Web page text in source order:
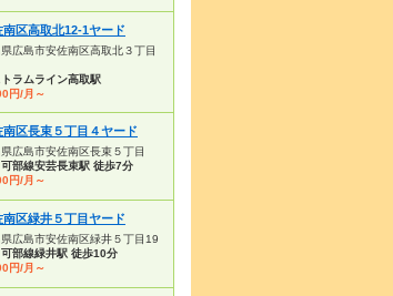
南区高取北12-1ヤード
広島市安佐南区高取北３丁目
トラムライン高取駅
円/月～
南区長束５丁目４ヤード
広島市安佐南区長束５丁目
可部線安芸長束駅 徒歩7分
円/月～
南区緑井５丁目ヤード
県広島市安佐南区緑井５丁目19
可部線緑井駅 徒歩10分
円/月～